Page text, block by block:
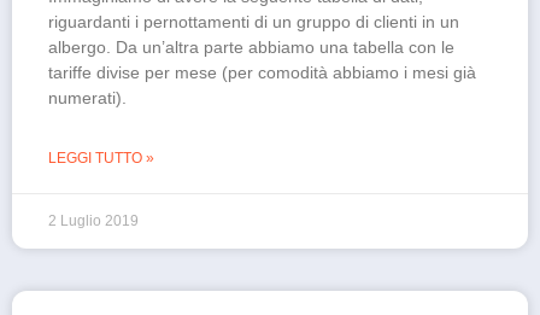
riguardanti i pernottamenti di un gruppo di clienti in un
albergo. Da un’altra parte abbiamo una tabella con le
tariffe divise per mese (per comodità abbiamo i mesi già
numerati).
LEGGI TUTTO »
2 Luglio 2019